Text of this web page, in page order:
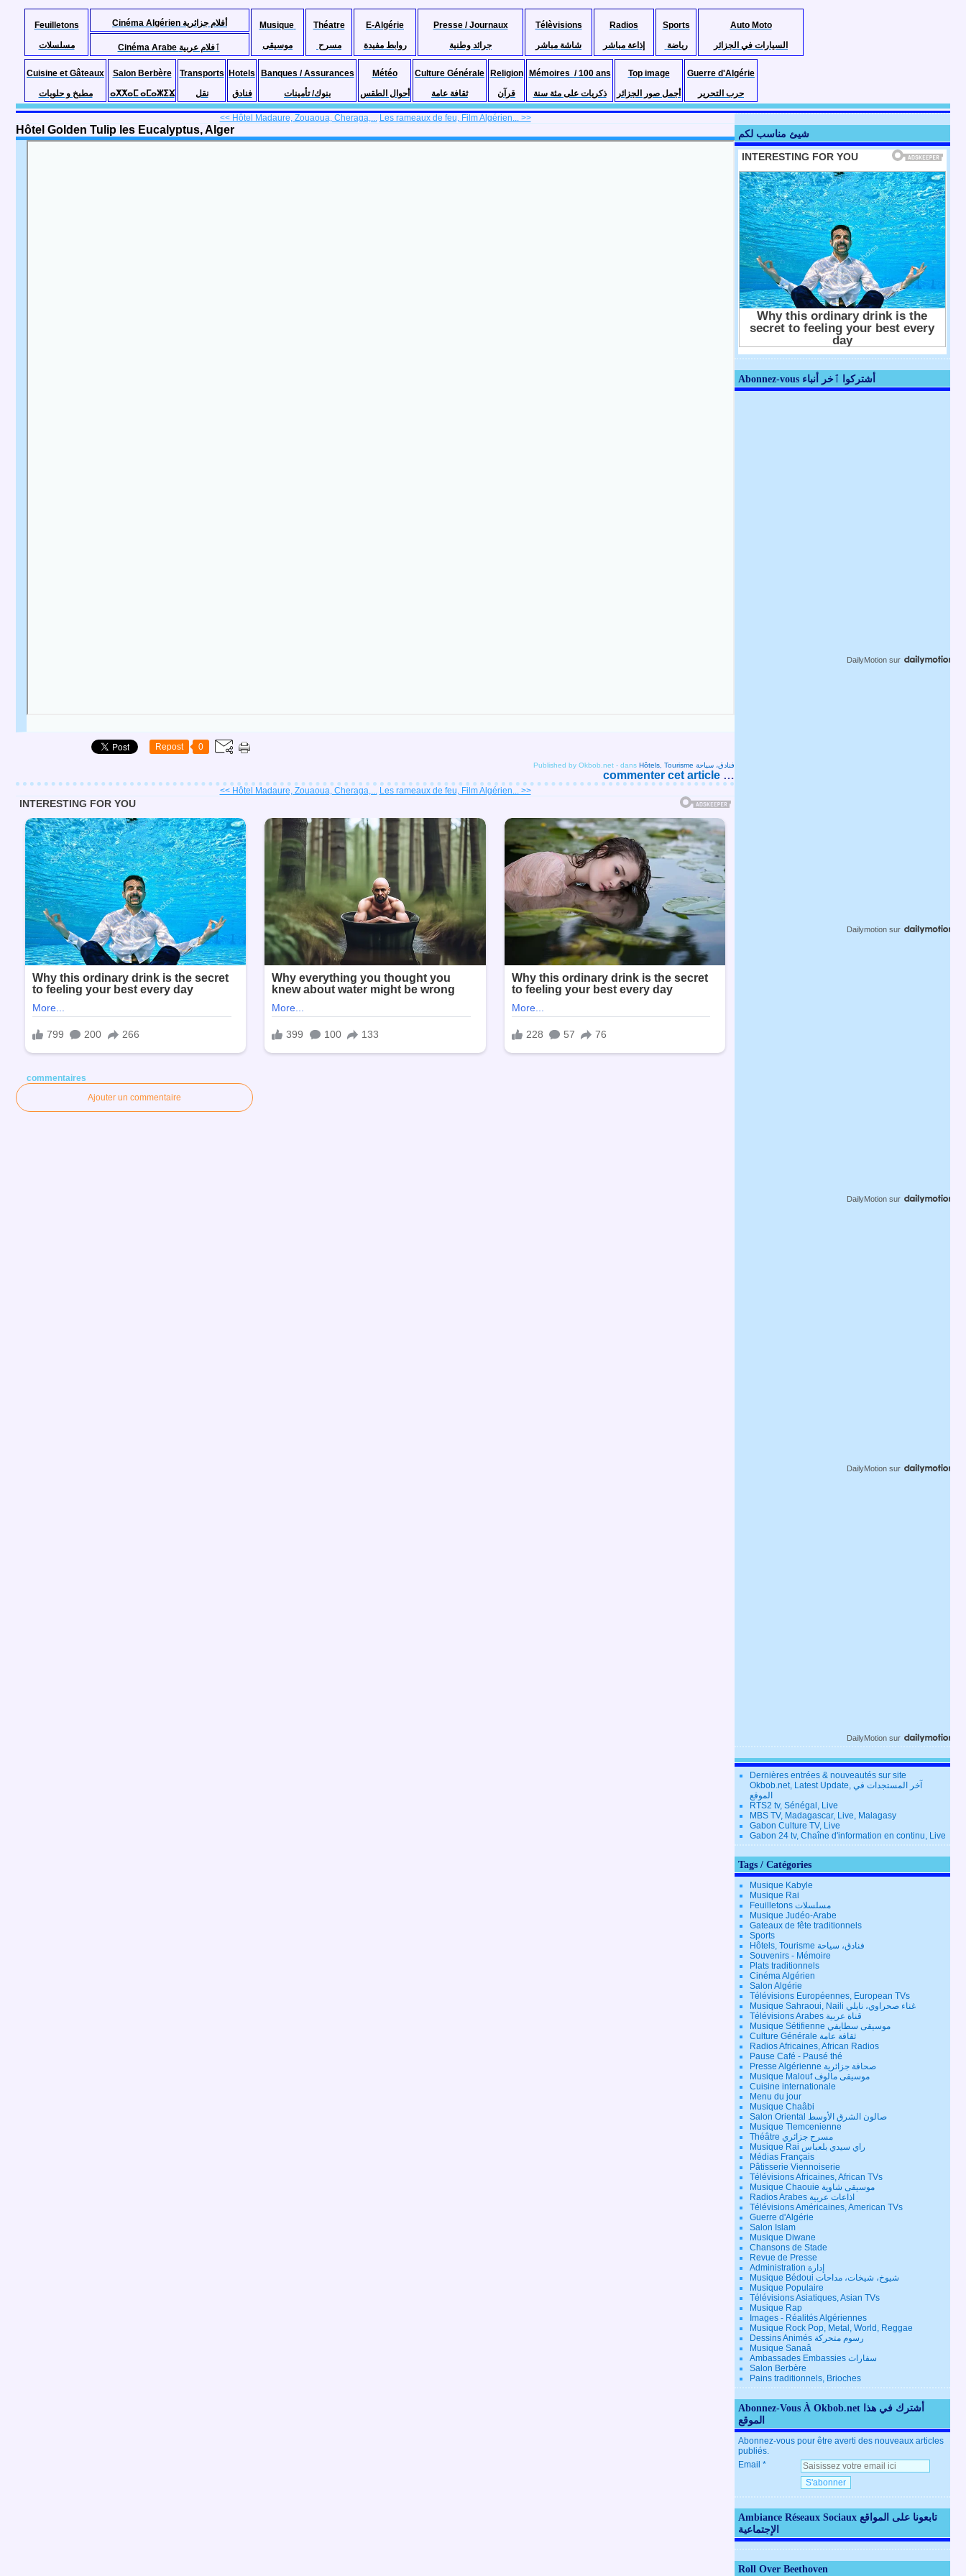
Feuilletons
مسلسلات
Cinéma Algérien أفلام جزائرية
Musique
موسيقى
Théatre
مسرح
E-Algérie
روابط مفيدة
Presse / Journaux
جرائد وطنية
Télèvisions
شاشة مباشر
Radios
إذاعة مباشر
Sports
رياضة
Auto Moto
السيارات في الجزائر
Cinéma Arabe ٱفلام عربية
Cuisine et Gâteaux
مطبخ و حلويات
Salon Berbère
ⴰⵅⵅⴰⵎ ⴰⵎⴰⵣⵉⴴ
Transports
نقل
Hotels
فنادق
Banques / Assurances
بنوك/ تأمينات
Météo
أحوال الطقس
Culture Générale
ثقافة عامة
Religion
قرآن
Mémoires / 100 ans
ذكريات على مئة سنة
Top image
أجمل صور الجزائر
Guerre d'Algérie
حرب التحرير
<< Hôtel Madaure, Zouaoua, Cheraga,... Les rameaux de feu, Film Algérien... >>
Hôtel Golden Tulip les Eucalyptus, Alger
Repost 0
Published by Okbob.net - dans Hôtels, Tourisme فنادق، سياحة
commenter cet article …
<< Hôtel Madaure, Zouaoua, Cheraga,... Les rameaux de feu, Film Algérien... >>
commentaires
Ajouter un commentaire
شيئ مناسب لكم
Abonnez-vous أشتركوا ٱخر أنباء
DailyMotion sur
Dailymotion sur
DailyMotion sur
DailyMotion sur
DailyMotion sur
Dernières entrées & nouveautés sur site
Okbob.net, Latest Update, آخر المستجدات في
الموقع
RTS2 tv, Sénégal, Live
MBS TV, Madagascar, Live, Malagasy
Gabon Culture TV, Live
Gabon 24 tv, Chaîne d'information en continu, Live
Tags / Catégories
Musique Kabyle
Musique Rai
Feuilletons مسلسلات
Musique Judéo-Arabe
Gateaux de fête traditionnels
Sports
Hôtels, Tourisme فنادق، سياحة
Souvenirs - Mémoire
Plats traditionnels
Cinéma Algérien
Salon Algérie
Télévisions Européennes, European TVs
Musique Sahraoui, Naili غناء صحراوي، نايلي
Télévisions Arabes قناة عربية
Musique Sétifienne موسيقى سطايفي
Culture Générale ثقافة عامة
Radios Africaines, African Radios
Pause Café - Pausé thé
Presse Algérienne صحافة جزائرية
Musique Malouf موسيقى مالوف
Cuisine internationale
Menu du jour
Musique Chaâbi
Salon Oriental صالون الشرق الأوسط
Musique Tlemcenienne
Théâtre مسرح جزائري
Musique Rai راي سيدي بلعباس
Médias Français
Pâtisserie Viennoiserie
Télévisions Africaines, African TVs
Musique Chaouie موسيقى شاوية
Radios Arabes اذاعات عربية
Télévisions Américaines, American TVs
Guerre d'Algérie
Salon Islam
Musique Diwane
Chansons de Stade
Revue de Presse
Administration إدارة
Musique Bédoui شيوخ، شيخات، مداحات
Musique Populaire
Télévisions Asiatiques, Asian TVs
Musique Rap
Images - Réalités Algériennes
Musique Rock Pop, Metal, World, Reggae
Dessins Animés رسوم متحركة
Musique Sanaâ
Ambassades Embassies سفارات
Salon Berbère
Pains traditionnels, Brioches
Abonnez-Vous À Okbob.net أشترك في هذا
الموقع
Abonnez-vous pour être averti des nouveaux articles
publiés.
Email
Ambiance Réseaux Sociaux تابعونا على المواقع
الإجتماعية
Roll Over Beethoven